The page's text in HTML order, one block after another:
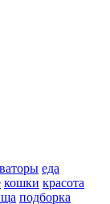
еда
кошки красота
подборка